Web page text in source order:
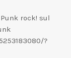
rock! sul
?